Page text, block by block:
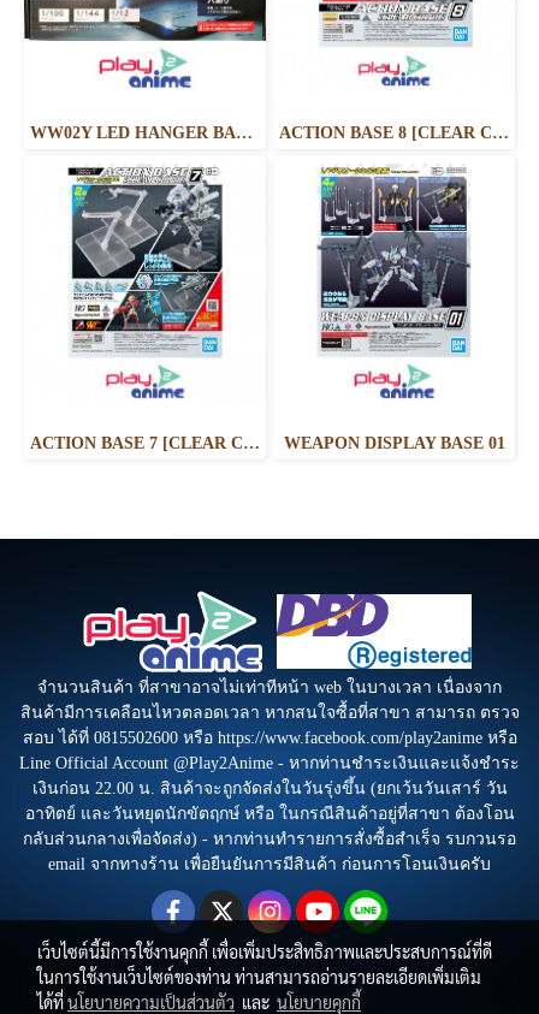
WW02Y LED HANGER BASE (PAINTED)**เหมาะสำหรับ Gundam สเกล 1/144 สเกล 1/100 และ Action Figure สเกล 1/12** ACTION BASE 8 [CLEAR COLOR] - เหมาะสำหรับ Scale 1/100
ACTION BASE 7 [CLEAR COLOR] WEAPON DISPLAY BASE 01
จำนวนสินค้า ที่สาขาอาจไม่เท่าทีหน้า web ในบางเวลา เนื่องจาก
สินค้ามีการเคลือนไหวตลอดเวลา หากสนใจซื้อที่สาขา สามารถ ตรวจ
สอบ ได้ที่ 0815502600 หรือ https://www.facebook.com/play2anime หรือ
Line Official Account @Play2Anime - หากท่านชำระเงินและแจ้งชำระ
เงินก่อน 22.00 น. สินค้าจะถูกจัดส่งในวันรุ่งขึ้น (ยกเว้นวันเสาร์ วัน
อาทิตย์ และวันหยุดนักขัตฤกษ์ หรือ ในกรณีสินค้าอยู่ที่สาขา ต้องโอน
กลับส่วนกลางเพื่อจัดส่ง) - หากท่านทำรายการสั่งซื้อสำเร็จ รบกวนรอ
email จากทางร้าน เพื่อยืนยันการมีสินค้า ก่อนการโอนเงินครับ
เว็บไซต์นี้มีการใช้งานคุกกี้ เพื่อเพิ่มประสิทธิภาพและประสบการณ์ที่ดี
ในการใช้งานเว็บไซต์ของท่าน ท่านสามารถอ่านรายละเอียดเพิ่มเติม
ได้ที่นโยบายความเป็นส่วนตัว และ นโยบายคุกกี้